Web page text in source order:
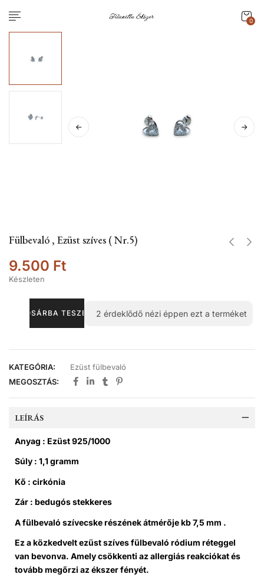
0
Fülbevaló , Ezüst szíves ( Nr.5)
9.500 Ft
Készleten
KOSÁRBA TESZEM 2 érdeklődő nézi éppen ezt a terméket
KATEGÓRIA:
Ezüst fülbevaló
MEGOSZTÁS:
LEÍRÁS
Anyag : Ezüst 925/1000
Súly : 1,1 gramm
Kő : cirkónia
Zár : bedugós stekkeres
A fülbevaló szívecske részének átmérője kb 7,5 mm .
Ez a közkedvelt ezüst szíves fülbevaló ródium réteggel
van bevonva. Amely csökkenti az allergiás reakciókat és
tovább megőrzi az ékszer fényét.